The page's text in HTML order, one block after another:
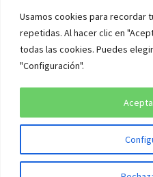
Usamos cookies para recordar
repetidas. Al hacer clic en
todas las cookies. Puedes
"Configuración".
AVISO LEGAL Y
Aviso legal
Política de cookies
Copyright © 2026¡QUÉ